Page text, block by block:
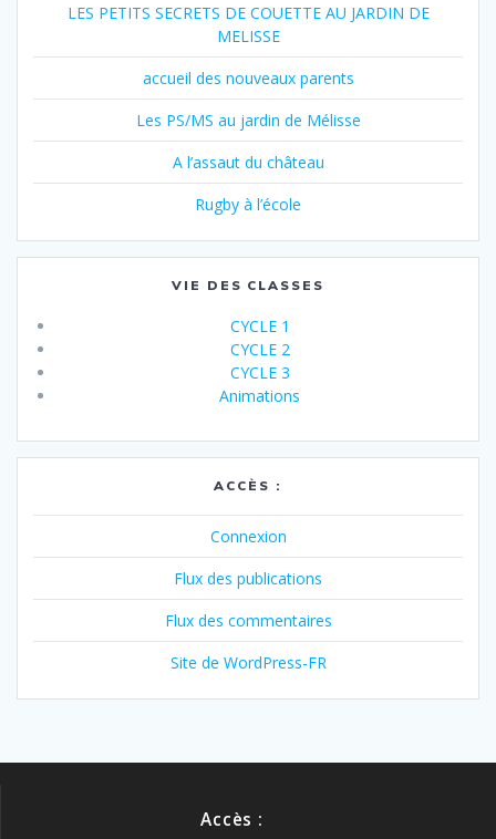
LES PETITS SECRETS DE COUETTE AU JARDIN DE
MELISSE
accueil des nouveaux parents
Les PS/MS au jardin de Mélisse
A l’assaut du château
Rugby à l’école
VIE DES CLASSES
CYCLE 1
CYCLE 2
CYCLE 3
Animations
ACCÈS :
Connexion
Flux des publications
Flux des commentaires
Site de WordPress-FR
Accès :